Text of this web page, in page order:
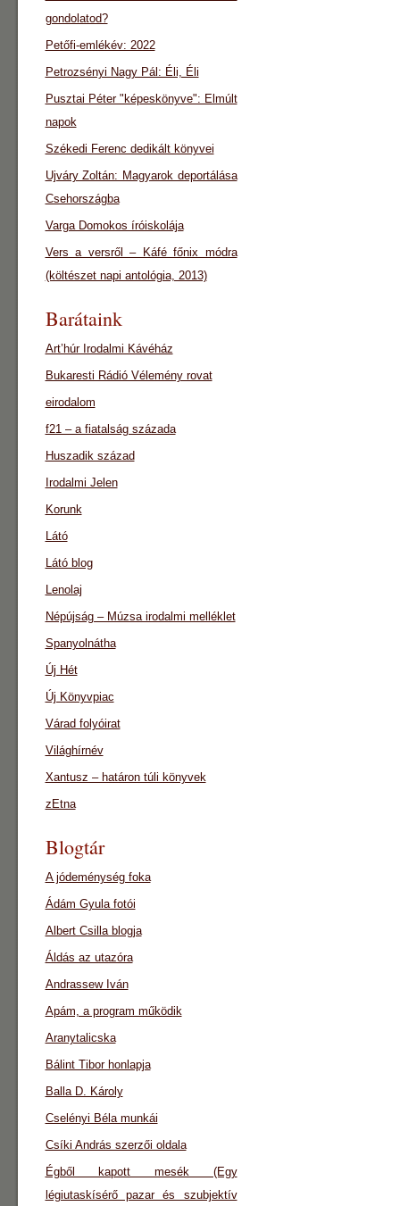
gondolatod?
Petőfi-emlékév: 2022
Petrozsényi Nagy Pál: Éli, Éli
Pusztai Péter "képeskönyve": Elmúlt
napok
Székedi Ferenc dedikált könyvei
Ujváry Zoltán: Magyarok deportálása
Csehországba
Varga Domokos íróiskolája
Vers a versről – Káfé főnix módra
(költészet napi antológia, 2013)
Barátaink
Art’húr Irodalmi Kávéház
Bukaresti Rádió Vélemény rovat
eirodalom
f21 – a fiatalság százada
Huszadik század
Irodalmi Jelen
Korunk
Látó
Látó blog
Lenolaj
Népújság – Múzsa irodalmi melléklet
Spanyolnátha
Új Hét
Új Könyvpiac
Várad folyóirat
Világhírnév
Xantusz – határon túli könyvek
zEtna
Blogtár
A jódeménység foka
Ádám Gyula fotói
Albert Csilla blogja
Áldás az utazóra
Andrassew Iván
Apám, a program működik
Aranytalicska
Bálint Tibor honlapja
Balla D. Károly
Cselényi Béla munkái
Csíki András szerzői oldala
Égből kapott mesék (Egy
légiutaskísérő pazar és szubjektív